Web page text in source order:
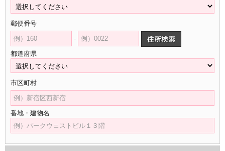
郵便番号
-
都道府県
市区町村
番地・建物名